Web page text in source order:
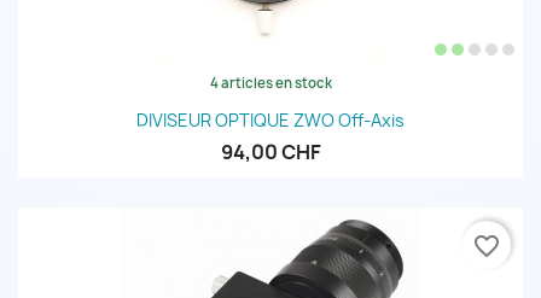
4 articles en stock
DIVISEUR OPTIQUE ZWO Off-Axis
94,00 CHF
favorite_border